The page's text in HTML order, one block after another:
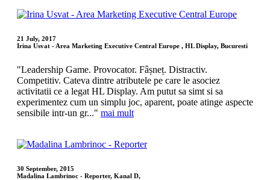
21 July, 2017
Irina Usvat - Area Marketing Executive Central Europe , HL Display, Bucuresti
"Leadership Game. Provocator. Fâșneț. Distractiv.
Competitiv. Cateva dintre atributele pe care le asociez
activitatii ce a legat HL Display. Am putut sa simt si sa
experimentez cum un simplu joc, aparent, poate atinge aspecte
sensibile intr-un gr..." mai mult
30 September, 2015
Madalina Lambrinoc - Reporter, Kanal D,